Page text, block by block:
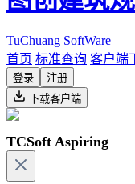
TuChuang SoftWare
首页 标准查询 客户端
登录
注册
下载客户端
TCSoft Aspiring